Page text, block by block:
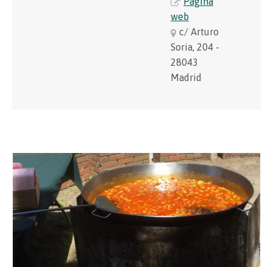
web
c/ Arturo
Soria, 204 -
28043
Madrid